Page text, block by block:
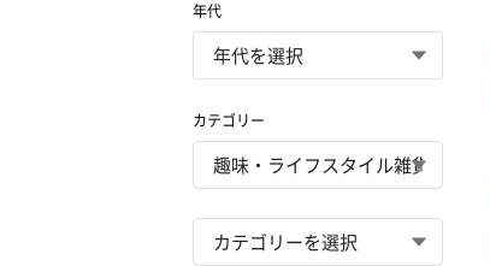
年代
カテゴリー